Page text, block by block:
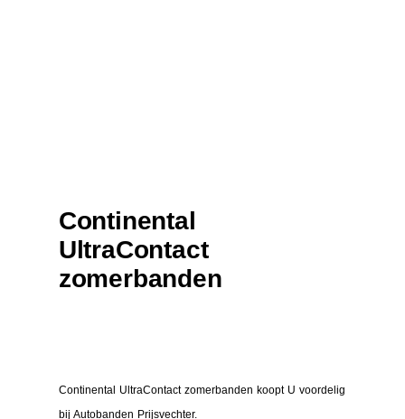
Continental
UltraContact
zomerbanden
Continental UltraContact zomerbanden koopt U voordelig
bij Autobanden Prijsvechter.